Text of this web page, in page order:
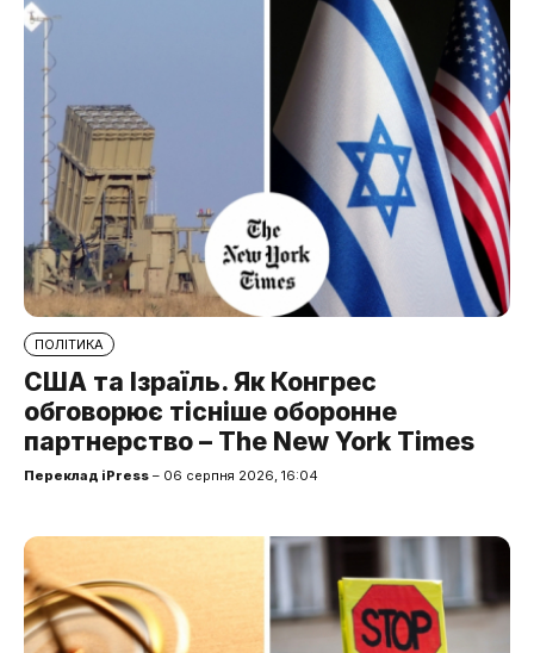
ПОЛІТИКА
США та Ізраїль. Як Конгрес
обговорює тісніше оборонне
партнерство – The New York Times
Переклад iPress – 06 серпня 2026, 16:04